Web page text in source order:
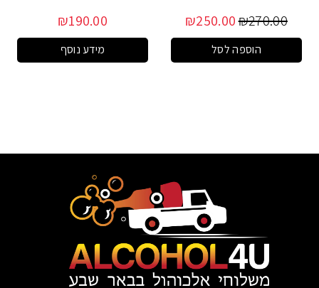
₪270.00
₪250.00
הוספה לסל
₪190.00
מידע נוסף